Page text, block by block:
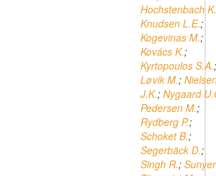
Hochstenbach K.
Knudsen L.E.;
Kogevinas M.;
Kovács K.;
Kyrtopoulos S.A.;
Løvik M.;
J.K.; Nygaard
Pedersen M.;
Rydberg P.;
Schoket B.;
Segerbäck D.;
Singh R.;